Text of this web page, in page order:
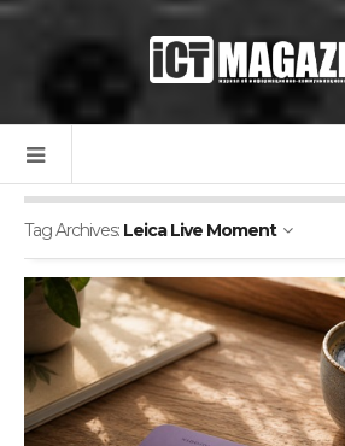
Tag Archives: Leica Live Moment